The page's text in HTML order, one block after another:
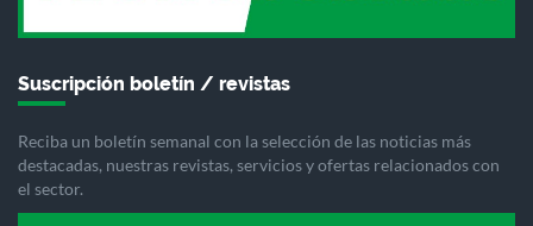
Suscripción boletín / revistas
Reciba un boletín semanal con la selección de las noticias más
destacadas, nuestras revistas, servicios y ofertas relacionados con
el sector.